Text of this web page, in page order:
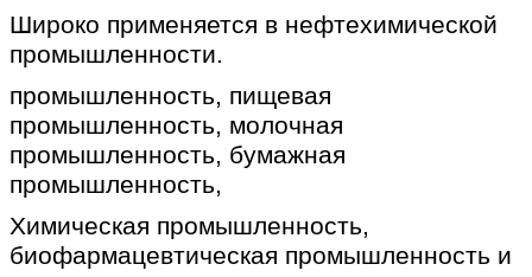
Широко применяется в нефтехимической
промышленности.
промышленность, пищевая
промышленность, молочная
промышленность, бумажная
промышленность,
Химическая промышленность,
биофармацевтическая промышленность и